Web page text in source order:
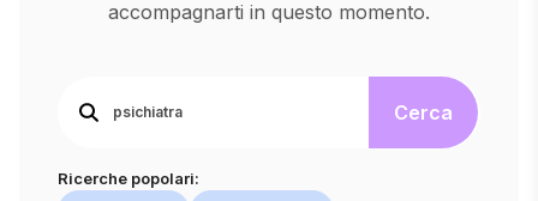
accompagnarti in questo momento.
Cerca
Ricerche popolari: